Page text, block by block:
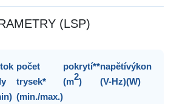
(LSP)
počet
trysek*
(min./max.)
pokrytí**
(m2)
napětí
(V-Hz)
výkon
(W)